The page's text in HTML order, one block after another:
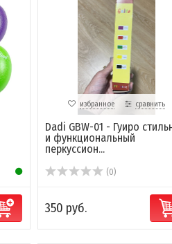
избранное сравнить
Dadi GBW-01 - Гуиро
и функциональный
перкуссион...
(0)
350 руб.